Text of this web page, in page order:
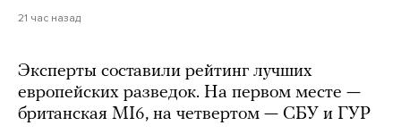
21 час назад
Эксперты составили рейтинг лучших
европейских разведок. На первом месте —
британская MI6, на четвертом — СБУ и ГУР